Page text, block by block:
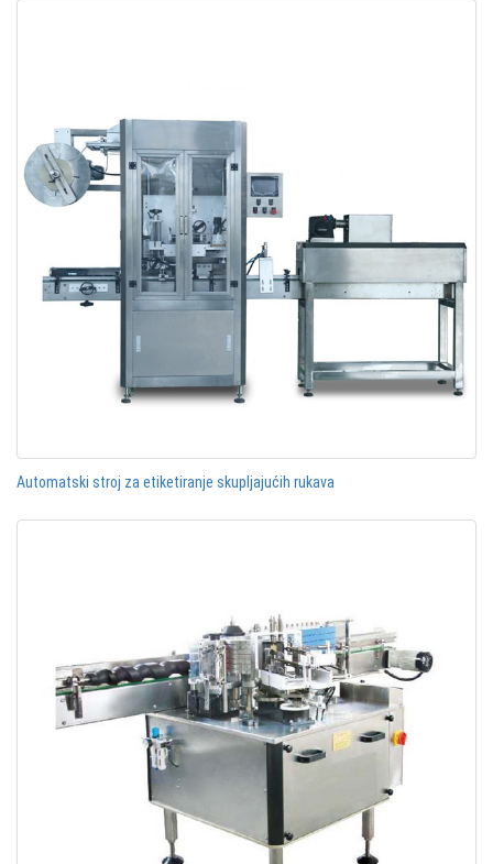
Automatski stroj za etiketiranje skupljajućih rukava